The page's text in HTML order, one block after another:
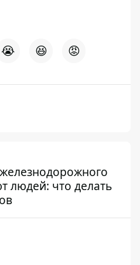
😭 😆 😡
людей: что делать